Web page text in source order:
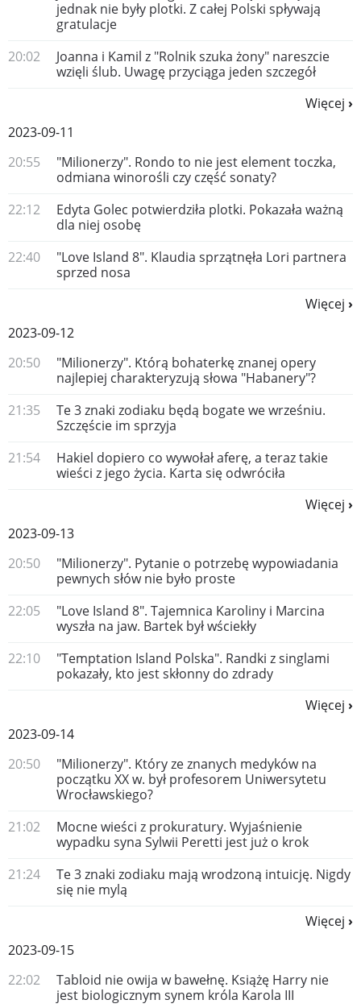
jednak nie były plotki. Z całej Polski spływają
gratulacje
20:02
Joanna i Kamil z "Rolnik szuka żony" nareszcie
wzięli ślub. Uwagę przyciąga jeden szczegół
Więcej
2023-09-11
20:55
"Milionerzy". Rondo to nie jest element toczka,
odmiana winorośli czy część sonaty?
22:12
Edyta Golec potwierdziła plotki. Pokazała ważną
dla niej osobę
22:40
"Love Island 8". Klaudia sprzątnęła Lori partnera
sprzed nosa
Więcej
2023-09-12
20:50
"Milionerzy". Którą bohaterkę znanej opery
najlepiej charakteryzują słowa "Habanery"?
21:35
Te 3 znaki zodiaku będą bogate we wrześniu.
Szczęście im sprzyja
21:54
Hakiel dopiero co wywołał aferę, a teraz takie
wieści z jego życia. Karta się odwróciła
Więcej
2023-09-13
20:50
"Milionerzy". Pytanie o potrzebę wypowiadania
pewnych słów nie było proste
22:05
"Love Island 8". Tajemnica Karoliny i Marcina
wyszła na jaw. Bartek był wściekły
22:10
"Temptation Island Polska". Randki z singlami
pokazały, kto jest skłonny do zdrady
Więcej
2023-09-14
20:50
"Milionerzy". Który ze znanych medyków na
początku XX w. był profesorem Uniwersytetu
Wrocławskiego?
21:02
Mocne wieści z prokuratury. Wyjaśnienie
wypadku syna Sylwii Peretti jest już o krok
21:24
Te 3 znaki zodiaku mają wrodzoną intuicję. Nigdy
się nie mylą
Więcej
2023-09-15
22:02
Tabloid nie owija w bawełnę. Książę Harry nie
jest biologicznym synem króla Karola III